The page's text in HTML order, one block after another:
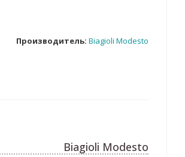
Производитель: Biagioli Modesto
Biagioli Modesto